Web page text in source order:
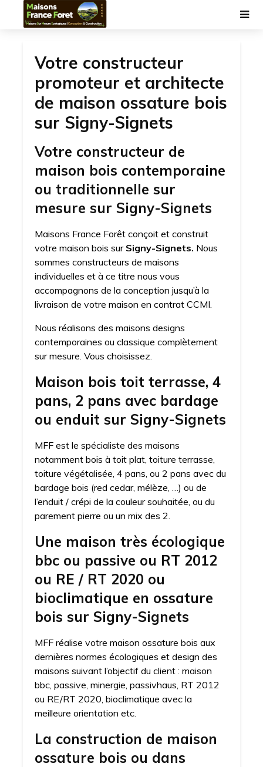
Votre constructeur
promoteur et architecte
de maison ossature bois
sur Signy-Signets
Votre constructeur de
maison bois contemporaine
ou traditionnelle sur
mesure sur Signy-Signets
Maisons France Forêt conçoit et construit
votre maison bois sur Signy-Signets. Nous
sommes constructeurs de maisons
individuelles et à ce titre nous vous
accompagnons de la conception jusqu’à la
livraison de votre maison en contrat CCMI.
Nous réalisons des maisons designs
contemporaines ou classique complètement
sur mesure. Vous choisissez.
Maison bois toit terrasse, 4
pans, 2 pans avec bardage
ou enduit sur Signy-Signets
MFF est le spécialiste des maisons
notamment bois à toit plat, toiture terrasse,
toiture végétalisée, 4 pans, ou 2 pans avec du
bardage bois (red cedar, mélèze, …) ou de
l’enduit / crépi de la couleur souhaitée, ou du
parement pierre ou un mix des 2.
Une maison très écologique
bbc ou passive ou RT 2012
ou RE / RT 2020 ou
bioclimatique en ossature
bois sur Signy-Signets
MFF réalise votre maison ossature bois aux
dernières normes écologiques et design des
maisons suivant l’objectif du client : maison
bbc, passive, minergie, passivhaus, RT 2012
ou RE/RT 2020, bioclimatique avec la
meilleure orientation etc.
La construction de maison
ossature bois ou dans